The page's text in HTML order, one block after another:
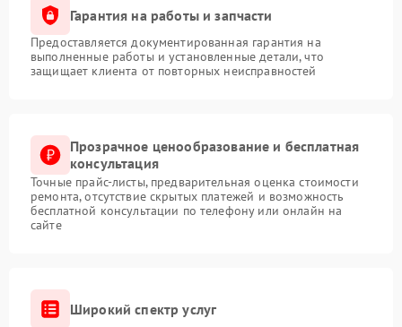
Гарантия на работы и запчасти
Предоставляется документированная гарантия на
выполненные работы и установленные детали, что
защищает клиента от повторных неисправностей
Прозрачное ценообразование и бесплатная
консультация
Точные прайс-листы, предварительная оценка стоимости
ремонта, отсутствие скрытых платежей и возможность
бесплатной консультации по телефону или онлайн на
сайте
Широкий спектр услуг